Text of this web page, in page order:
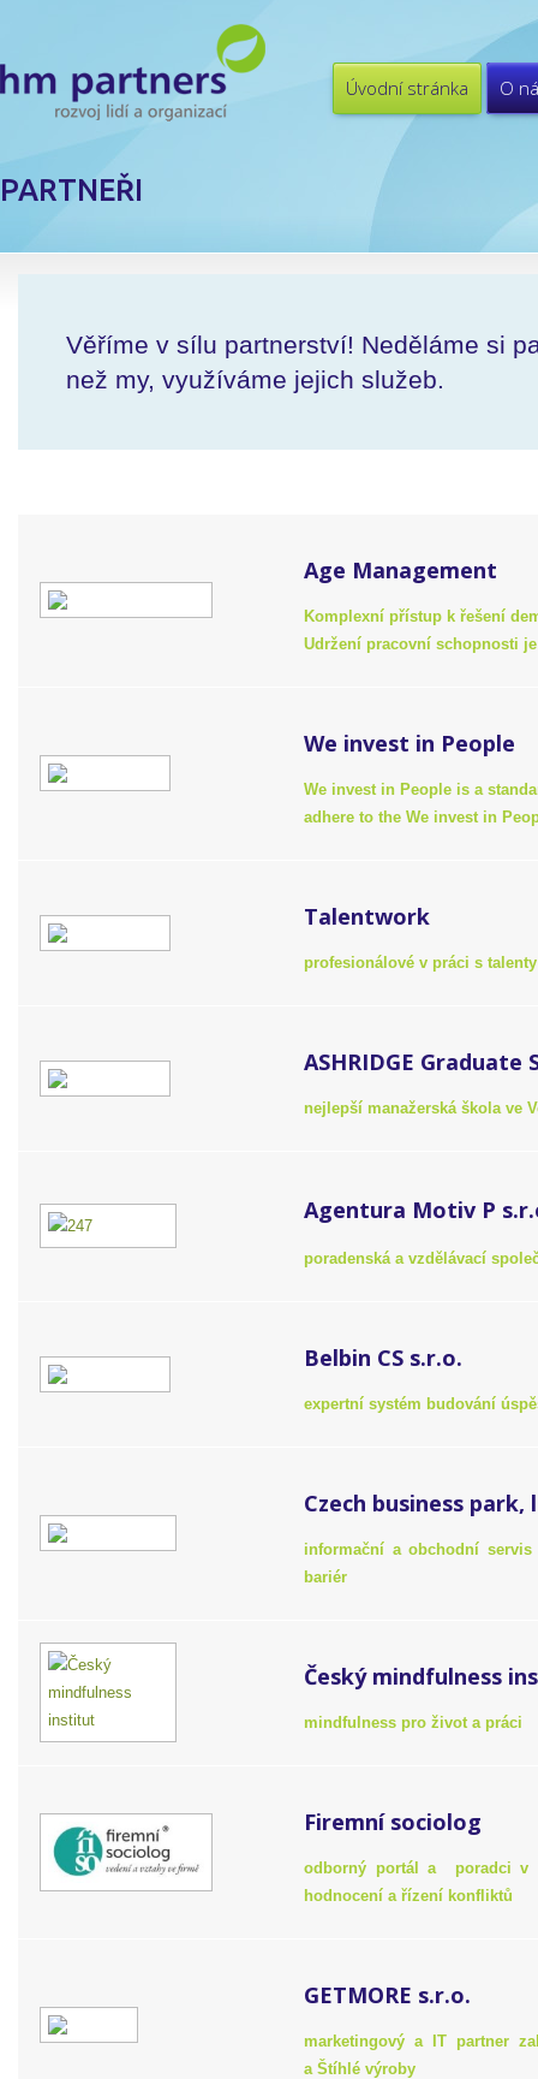
Úvodní stránka O
PARTNEŘI
Věříme v sílu partnerství! Neděláme si
než my, využíváme jejich služeb.
Age Management
Komplexní přístup k řešení
Udržení pracovní schopnosti
We invest in People
We invest in People is a
adhere to the We invest in
Talentwork
profesionálové v práci s
ASHRIDGE Graduate
nejlepší manažerská škola ve
Agentura Motiv P
poradenská a vzdělávací
Belbin CS s.r.o.
expertní systém budování
Czech business park,
informační a obchodní
bariér
Český mindfulness
mindfulness pro život a práci
Firemní sociolog
odborný portál a poradci v
hodnocení a řízení konfliktů
GETMORE s.r.o.
marketingový a IT partner
a Štíhlé výroby